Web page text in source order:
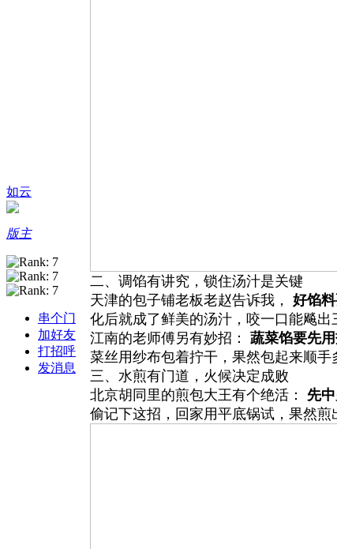
如云
版主
串个门
加好友
打招呼
发消息
二、调馅有讲究，锁住汤汁是关键
天津的包子铺老板老赵告诉我， 好馅
化后就成了鲜美的汤汁，咬一口能飚
江南的老师傅另有妙招： 蔬菜馅要先
菜丝用纱布包着拧干，果然包起来顺手
三、水煎有门道，火候决定成败
北京胡同里的煎包大王有个绝活： 先
偷记下这招，回家用平底锅试，果然